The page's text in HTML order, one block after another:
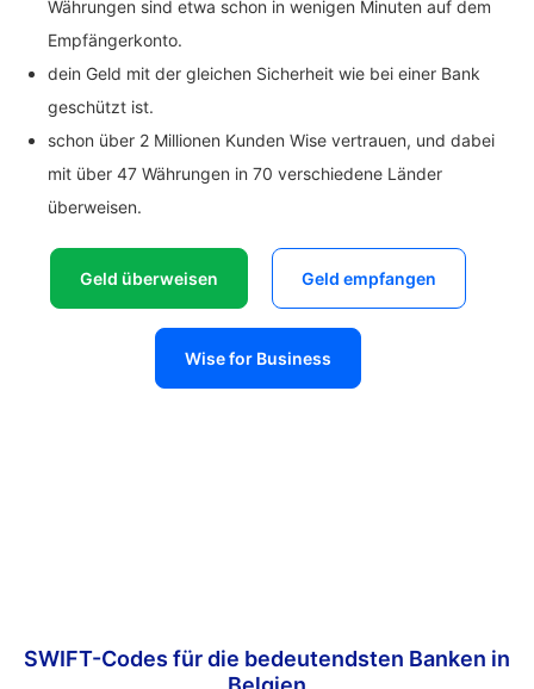
Währungen sind etwa schon in wenigen Minuten auf dem
Empfängerkonto.
dein Geld mit der gleichen Sicherheit wie bei einer Bank
geschützt ist.
schon über 2 Millionen Kunden Wise vertrauen, und dabei
mit über 47 Währungen in 70 verschiedene Länder
überweisen.
Geld überweisen Geld empfangen
Wise for Business
SWIFT-Codes für die bedeutendsten Banken in